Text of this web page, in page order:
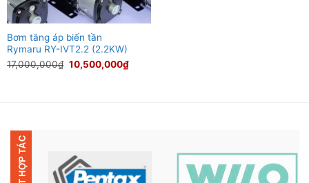
Bơm tăng áp biến tần
Rymaru RY-IVT2.2 (2.2KW)
17,000,000₫ Giá
gốc
10,500,000₫Giá